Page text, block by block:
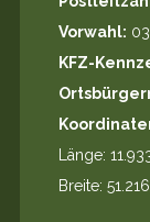
Vorwahl:
KFZ-
Länge:
Breite: